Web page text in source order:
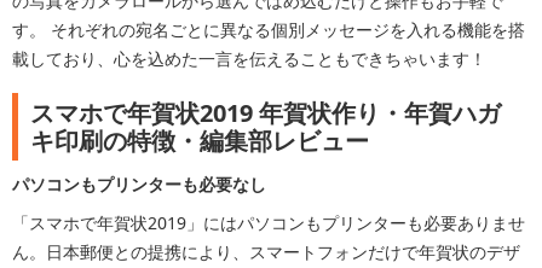
す。 それぞれの宛名ごとに異なる個別メッセージを入れる機能を搭
載しており、心を込めた一言を伝えることもできちゃいます！
スマホで年賀状2019 年賀状作り・年賀ハガ
キ印刷の特徴・編集部レビュー
パソコンもプリンターも必要なし
「スマホで年賀状2019」にはパソコンもプリンターも必要ありませ
ん。日本郵便との提携により、スマートフォンだけで年賀状のデザ